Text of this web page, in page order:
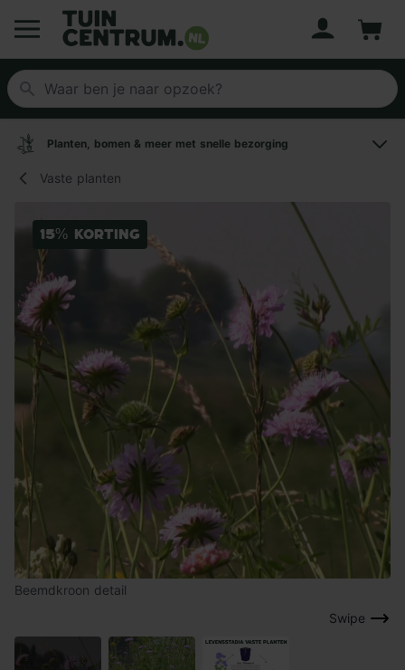
Logo Tuincentrum.nl
Planten, bomen & meer met snelle bezorging
Vaste planten
Swipe
15% korting
Beemdkroon detail